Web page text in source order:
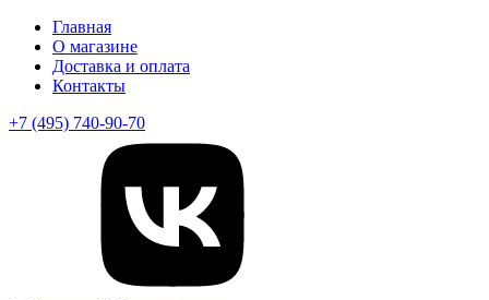
Главная
О магазине
Доставка и оплата
Контакты
+7 (495) 740-90-70